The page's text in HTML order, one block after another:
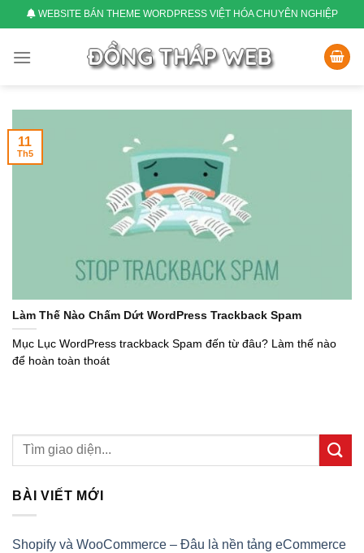
to
content
WEBSITE BÁN THEME WORDPRESS VIỆT HÓA CHUYÊN NGHIỆP
Làm Thế Nào Chấm Dứt WordPress Trackback Spam
Mục Lục WordPress trackback Spam đến từ đâu? Làm thế nào
để hoàn toàn thoát
11
Th5
BÀI VIẾT MỚI
Shopify và WooCommerce – Đâu là nền tảng eCommerce